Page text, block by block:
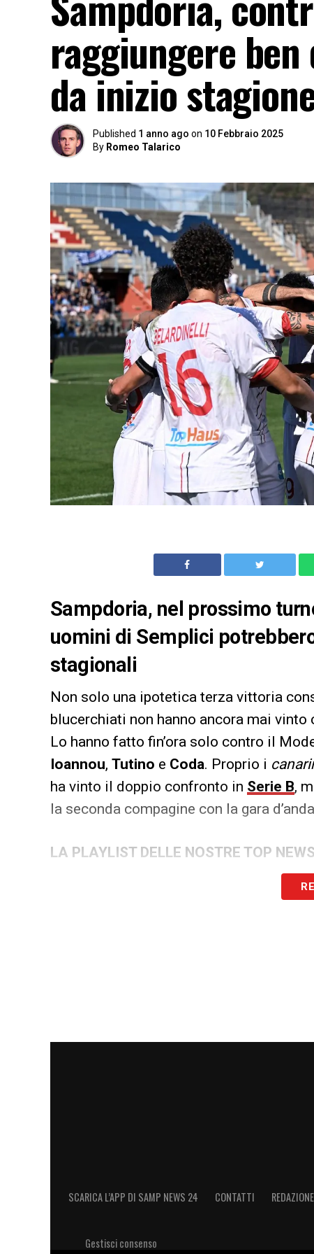
raggiungere
da inizio
Published 1 anno ago on 10 Febbraio 2025
By Romeo Talarico
Sampdoria, nel prossimo
uomini di Semplici
stagionali
Non solo una ipotetica terza vittoria
blucerchiati non hanno ancora mai vinto
Lo hanno fatto fin’ora solo contro il
Ioannou, Tutino e Coda. Proprio i
ha vinto il doppio confronto in Serie B,
la seconda compagine con la gara
LA PLAYLIST DELLE NOSTRE TOP NEWS
SCARICA L’APP DI SAMP NEWS 24 CONTATTI REDAZIONE
Gestisci consenso